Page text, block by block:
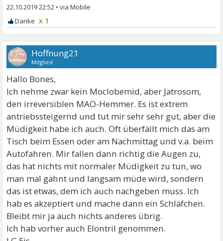
22.10.2019 22:52 •
x 1
Hoffnung21
Mitglied
Hallo Bones,
Ich nehme zwar kein Moclobemid, aber Jatrosom,
den irreversiblen MAO-Hemmer. Es ist extrem
antriebssteigernd und tut mir sehr sehr gut, aber die
Müdigkeit habe ich auch. Oft überfällt mich das am
Tisch beim Essen oder am Nachmittag und v.a. beim
Autofahren. Mir fallen dann richtig die Augen zu,
das hat nichts mit normaler Müdigkeit zu tun, wo
man mal gähnt und langsam müde wird, sondern
das ist etwas, dem ich auch nachgeben muss. Ich
hab es akzeptiert und mache dann ein Schläfchen.
Bleibt mir ja auch nichts anderes übrig.
Ich hab vorher auch Elontril genommen.